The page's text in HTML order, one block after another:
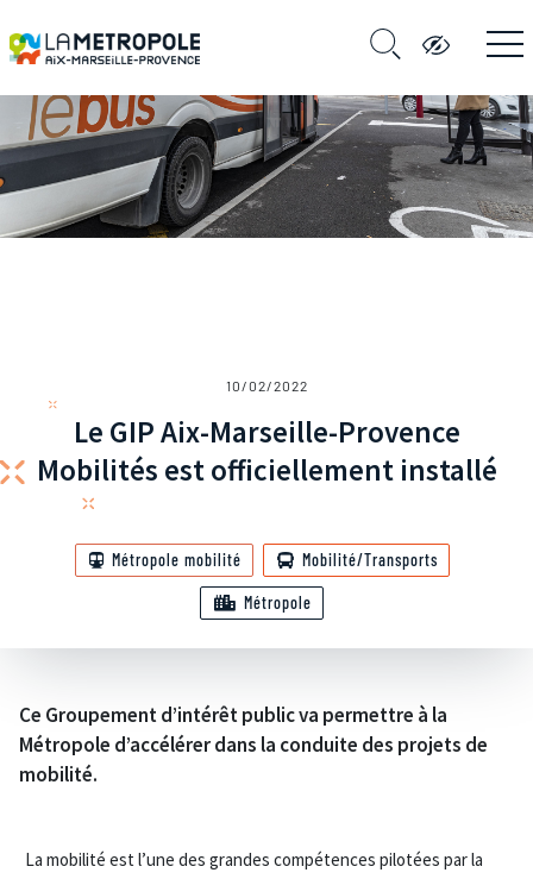
10/02/2022
Le GIP Aix-Marseille-Provence
Mobilités est officiellement installé
Métropole mobilité Mobilité/Transports
Métropole
Ce Groupement d’intérêt public va permettre à la
Métropole d’accélérer dans la conduite des projets de
mobilité.
La mobilité est l’une des grandes compétences pilotées par la